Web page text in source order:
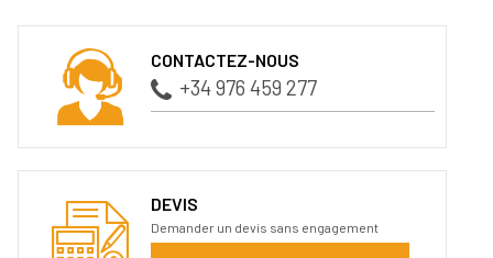
CONTACTEZ-NOUS
+34 976 459 277
DEVIS
Demander un devis sans engagement